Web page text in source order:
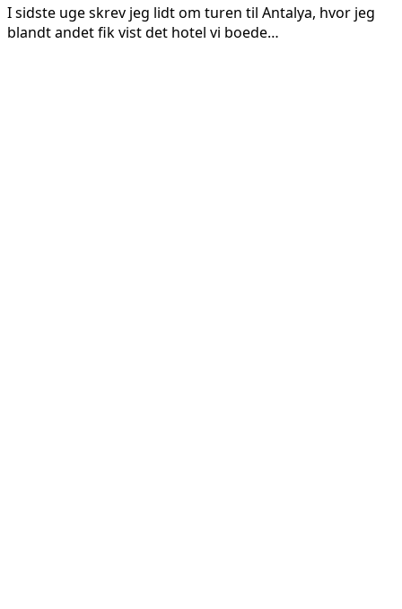
I sidste uge skrev jeg lidt om turen til Antalya, hvor jeg
blandt andet fik vist det hotel vi boede…